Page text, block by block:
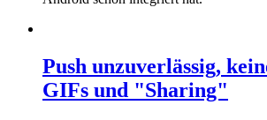
Push unzuverlässig,
GIFs und "Sharing"